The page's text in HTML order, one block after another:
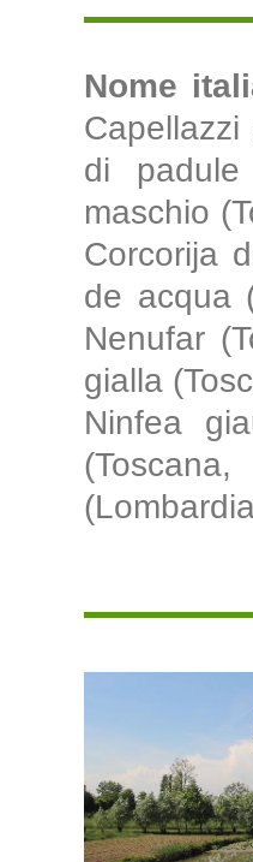
Nome
di padule
maschio
Corcorija
de acqua
Nenufar
gialla
Ninfea